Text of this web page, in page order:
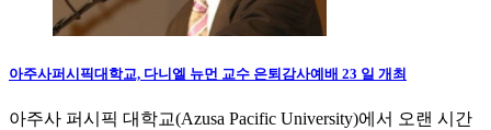
아주사퍼시픽대학교, 다니엘 뉴먼 교수 은퇴감사예배 23 일 개최
아주사 퍼시픽 대학교(Azusa Pacific University)에서 오랜 시간